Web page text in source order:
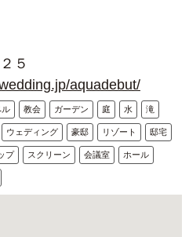
５
aquadebut/
ル 教会 ガーデン 庭 水 滝
ウェディング 豪邸 リゾート 邸宅
プ スクリーン 会議室 ホール